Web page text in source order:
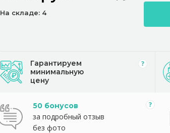
На складе: 4
Гарантируем
минимальную
цену
50 бонусов
за подробный отзыв
без фото